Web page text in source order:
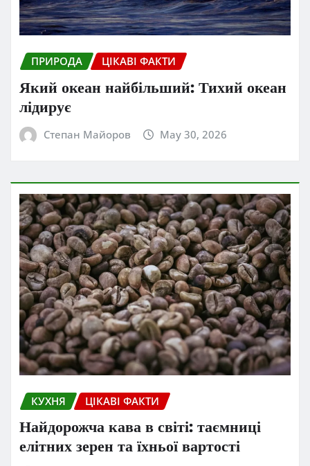
ПРИРОДА ЦІКАВІ ФАКТИ
Який океан найбільший: Тихий океан
лідирує
Степан Майоров May 30, 2026
КУХНЯ ЦІКАВІ ФАКТИ
Найдорожча кава в світі: таємниці
елітних зерен та їхньої вартості